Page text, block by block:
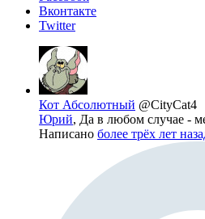
Вконтакте
Twitter
Кот Абсолютный @CityCat4
Юрий, Да в любом случае -
Написано более трёх лет